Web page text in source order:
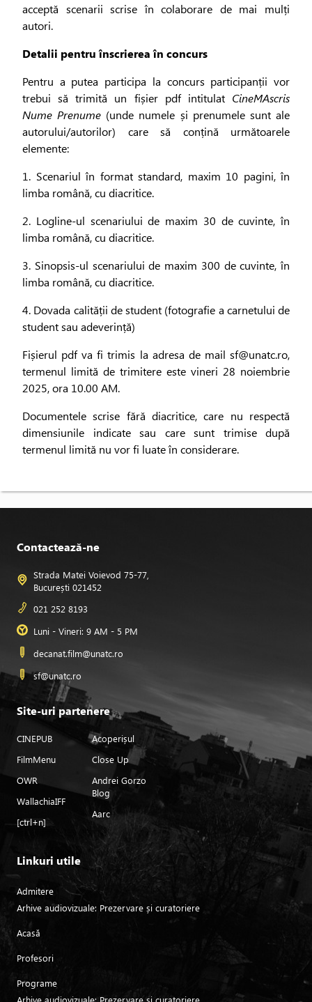
acceptă scenarii scrise în colaborare de mai mulți
autori.
Detalii pentru înscrierea în concurs
Pentru a putea participa la concurs participanții vor
trebui să trimită un fișier pdf intitulat CineMAscris
Nume Prenume (unde numele și prenumele sunt ale
autorului/autorilor) care să conțină următoarele
elemente:
1. Scenariul în format standard, maxim 10 pagini, în
limba română, cu diacritice.
2. Logline-ul scenariului de maxim 30 de cuvinte, în
limba română, cu diacritice.
3. Sinopsis-ul scenariului de maxim 300 de cuvinte, în
limba română, cu diacritice.
4. Dovada calității de student (fotografie a carnetului de
student sau adeverință)
Fișierul pdf va fi trimis la adresa de mail sf@unatc.ro,
termenul limită de trimitere este vineri 28 noiembrie
2025, ora 10.00 AM.
Documentele scrise fără diacritice, care nu respectă
dimensiunile indicate sau care sunt trimise după
termenul limită nu vor fi luate în considerare.
Contactează-ne
Strada Matei Voievod 75-77,
București 021452
021 252 8193
Luni - Vineri: 9 AM - 5 PM
decanat.film@unatc.ro
sf@unatc.ro
Site-uri partenere
CINEPUB
FilmMenu
OWR
WallachiaIFF
[ctrl+n]
Acoperișul
Close Up
Andrei Gorzo
Blog
Aarc
Linkuri utile
Admitere
Arhive audiovizuale: Prezervare și curatoriere
Acasă
Profesori
Programe
Arhive audiovizuale: Prezervare și curatoriere